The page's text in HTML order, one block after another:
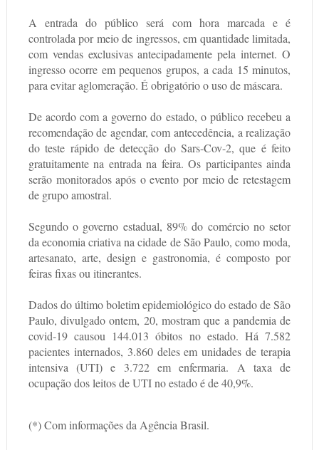
A entrada do público será com hora marcada e é
controlada por meio de ingressos, em quantidade limitada,
com vendas exclusivas antecipadamente pela internet. O
ingresso ocorre em pequenos grupos, a cada 15 minutos,
para evitar aglomeração. É obrigatório o uso de máscara.
De acordo com a governo do estado, o público recebeu a
recomendação de agendar, com antecedência, a realização
do teste rápido de detecção do Sars-Cov-2, que é feito
gratuitamente na entrada na feira. Os participantes ainda
serão monitorados após o evento por meio de retestagem
de grupo amostral.
Segundo o governo estadual, 89% do comércio no setor
da economia criativa na cidade de São Paulo, como moda,
artesanato, arte, design e gastronomia, é composto por
feiras fixas ou itinerantes.
Dados do último boletim epidemiológico do estado de São
Paulo, divulgado ontem, 20, mostram que a pandemia de
covid-19 causou 144.013 óbitos no estado. Há 7.582
pacientes internados, 3.860 deles em unidades de terapia
intensiva (UTI) e 3.722 em enfermaria. A taxa de
ocupação dos leitos de UTI no estado é de 40,9%.
(*) Com informações da Agência Brasil.